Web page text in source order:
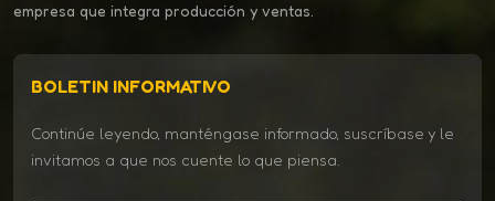
empresa que integra producción y ventas.
BOLETIN INFORMATIVO
Continúe leyendo, manténgase informado, suscríbase y le
invitamos a que nos cuente lo que piensa.